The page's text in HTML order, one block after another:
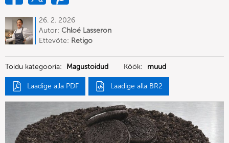
26. 2. 2026
Autor: Chloé Lasseron
Ettevõte: Retigo
Toidu kategooria: Magustoidud Köök: muud
Laadige alla PDF Laadige alla BR2